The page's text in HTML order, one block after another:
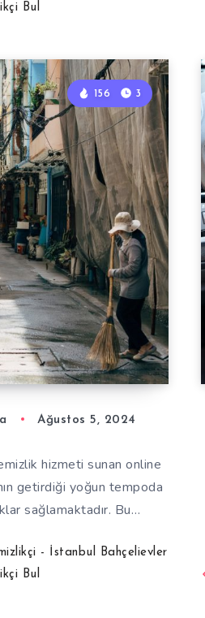
Bul
156 3
Ağustos 5, 2024
hizmeti sunan online
getirdiği yoğun tempoda
sağlamaktadır. Bu…
- İstanbul Bahçelievler
Bul